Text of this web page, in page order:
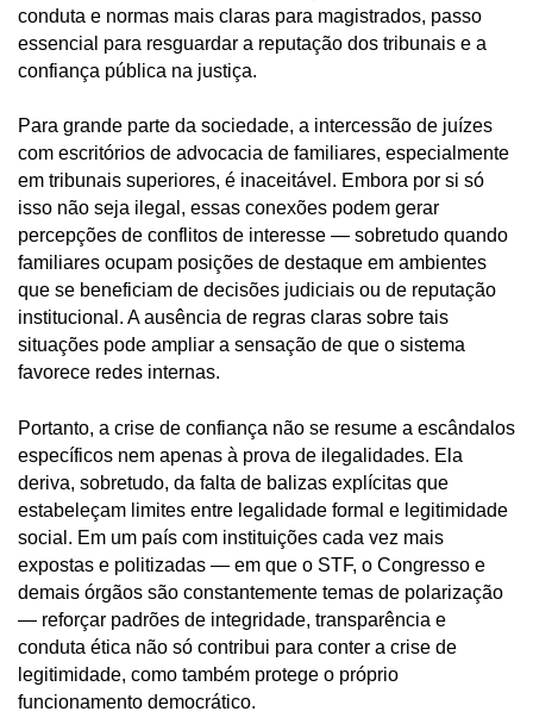
conduta e normas mais claras para magistrados, passo
essencial para resguardar a reputação dos tribunais e a
confiança pública na justiça.
Para grande parte da sociedade, a intercessão de juízes
com escritórios de advocacia de familiares, especialmente
em tribunais superiores, é inaceitável. Embora por si só
isso não seja ilegal, essas conexões podem gerar
percepções de conflitos de interesse — sobretudo quando
familiares ocupam posições de destaque em ambientes
que se beneficiam de decisões judiciais ou de reputação
institucional. A ausência de regras claras sobre tais
situações pode ampliar a sensação de que o sistema
favorece redes internas.
Portanto, a crise de confiança não se resume a escândalos
específicos nem apenas à prova de ilegalidades. Ela
deriva, sobretudo, da falta de balizas explícitas que
estabeleçam limites entre legalidade formal e legitimidade
social. Em um país com instituições cada vez mais
expostas e politizadas — em que o STF, o Congresso e
demais órgãos são constantemente temas de polarização
— reforçar padrões de integridade, transparência e
conduta ética não só contribui para conter a crise de
legitimidade, como também protege o próprio
funcionamento democrático.